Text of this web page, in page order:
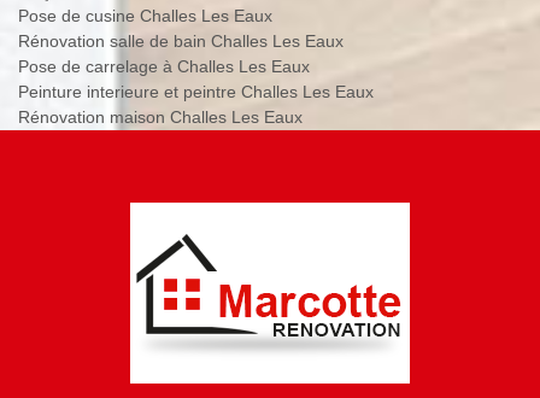
Pose de cusine Challes Les Eaux
Rénovation salle de bain Challes Les Eaux
Pose de carrelage à Challes Les Eaux
Peinture interieure et peintre Challes Les Eaux
Rénovation maison Challes Les Eaux